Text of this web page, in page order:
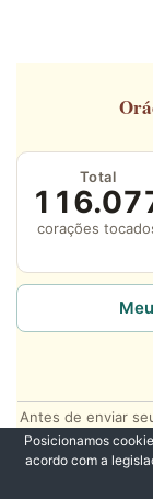
Total
corações
Antes de enviar
Posicionamos
acordo com a